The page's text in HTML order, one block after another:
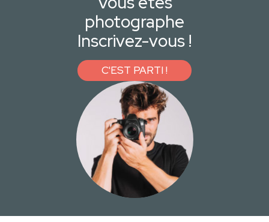
photographe
Inscrivez-vous !
C'EST PARTI !